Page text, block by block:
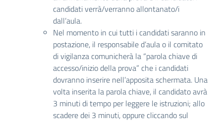
candidati verrà/verranno allontanato/i
dall’aula.
Nel momento in cui tutti i candidati saranno in
postazione, il responsabile d’aula o il comitato
di vigilanza comunicherà la “parola chiave di
accesso/inizio della prova” che i candidati
dovranno inserire nell’apposita schermata. Una
volta inserita la parola chiave, il candidato avrà
3 minuti di tempo per leggere le istruzioni; allo
scadere dei 3 minuti, oppure cliccando sul